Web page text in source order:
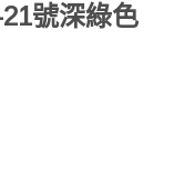
號深綠色